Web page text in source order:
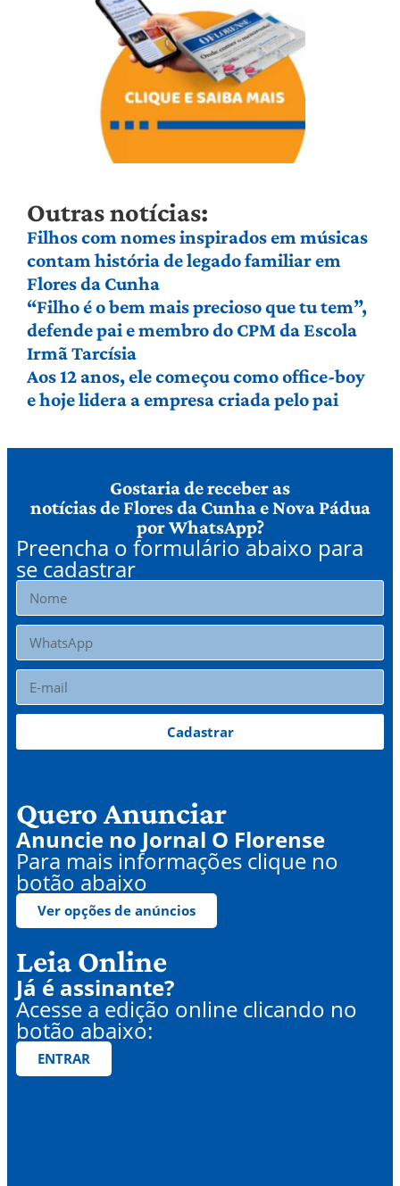
Outras notícias:
Filhos com nomes inspirados em músicas
contam história de legado familiar em
Flores da Cunha
“Filho é o bem mais precioso que tu tem”,
defende pai e membro do CPM da Escola
Irmã Tarcísia
Aos 12 anos, ele começou como office-boy
e hoje lidera a empresa criada pelo pai
Gostaria de receber as
notícias de Flores da Cunha e Nova Pádua
por WhatsApp?
Preencha o formulário abaixo para
se cadastrar
Cadastrar
Quero Anunciar
Anuncie no Jornal O Florense
Para mais informações clique no
botão abaixo
Ver opções de anúncios
Leia Online
Já é assinante?
Acesse a edição online clicando no
botão abaixo:
ENTRAR